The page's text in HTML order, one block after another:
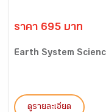
ราคา 695 บาท
Earth System
ดูรายละเอียด